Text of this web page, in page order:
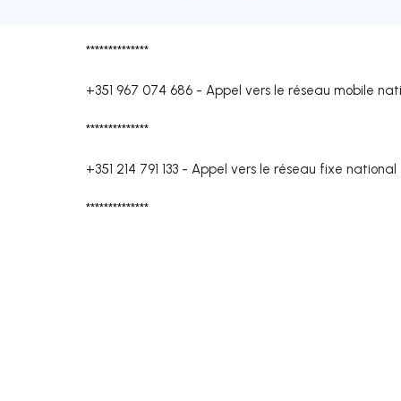
**************
+351 967 074 686 - Appel vers le réseau mobile
**************
+351 214 791 133 - Appel vers le réseau fixe national
**************